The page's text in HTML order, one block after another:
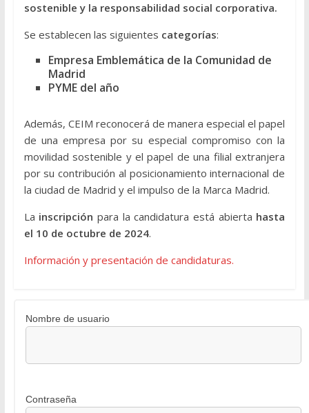
sostenible y la responsabilidad social corporativa.
Se establecen las siguientes categorías:
Empresa Emblemática de la Comunidad de
Madrid
PYME del año
Además, CEIM reconocerá de manera especial el papel
de una empresa por su especial compromiso con la
movilidad sostenible y el papel de una filial extranjera
por su contribución al posicionamiento internacional de
la ciudad de Madrid y el impulso de la Marca Madrid.
La inscripción para la candidatura está abierta hasta
el 10 de octubre de 2024.
Información y presentación de candidaturas.
Nombre de usuario
Contraseña